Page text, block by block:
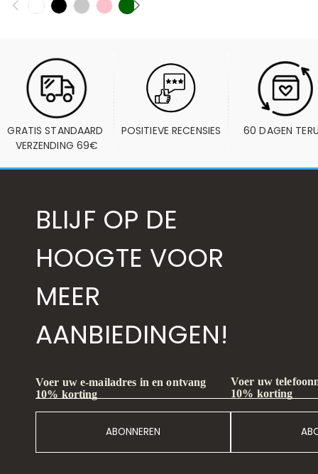
GRATIS STANDAARD
VERZENDING 69€
POSITIEVE RECENSIES 60 DAGEN
BLIJF OP DE
HOOGTE VOOR
MEER
AANBIEDINGEN!
Voer uw e-mailadres in en ontvang
10% korting
ABONNEREN
Voer uw
10% korting